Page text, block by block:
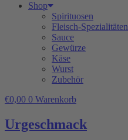
Shop
Spirituosen
Fleisch-Spezialitäten
Sauce
Gewürze
Käse
Wurst
Zubehör
€0,00 0 Warenkorb
Urgeschmack